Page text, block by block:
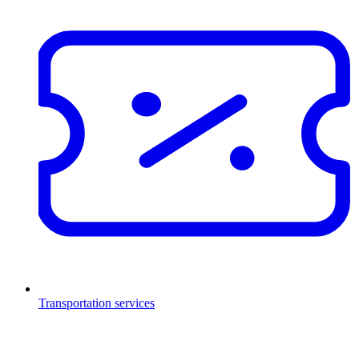
Transportation services